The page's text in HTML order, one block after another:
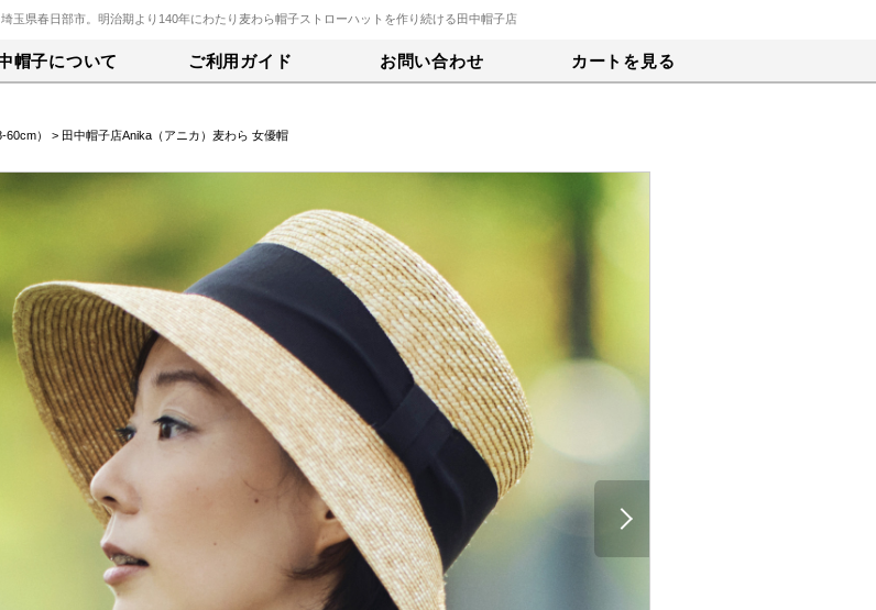
玉県春日部市。明治期より140年にわたり麦わら帽子ストローハットを作り続ける田中帽子店
帽子について ご利用ガイド お問い合わせ カートを見る
60cm） > 田中帽子店Anika（アニカ）麦わら 女優帽